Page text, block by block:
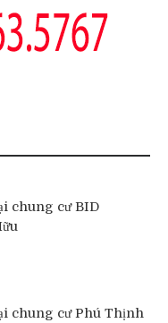
chung cư BID
chung cư Phú Thịnh